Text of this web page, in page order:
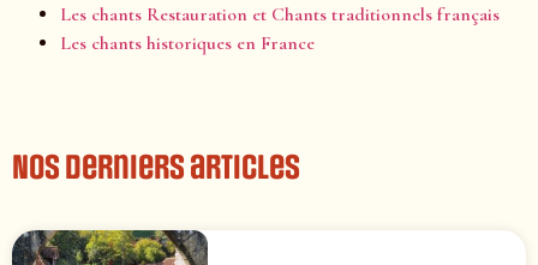
Les chants Restauration et Chants traditionnels français
Les chants historiques en France
Nos derniers articles